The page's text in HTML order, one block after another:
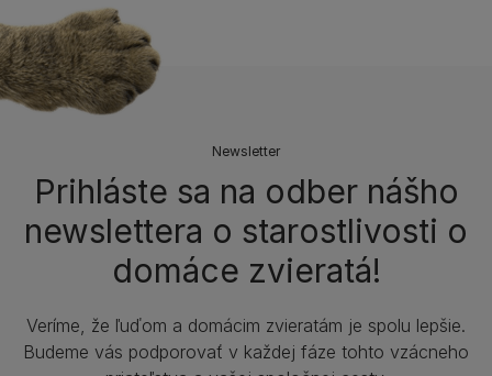
Newsletter
Prihláste sa na odber nášho
newslettera o starostlivosti o
domáce zvieratá!
Veríme, že ľuďom a domácim zvieratám je spolu lepšie.
Budeme vás podporovať v každej fáze tohto vzácneho